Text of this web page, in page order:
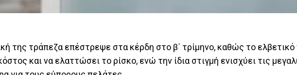
της τράπεζα επέστρεψε στα κέρδη στο β΄ τρίμηνο, καθώς το
και να ελαττώσει το ρίσκο, ενώ την ίδια στιγμή ενισχύει τις